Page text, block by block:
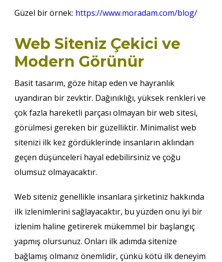
Güzel bir örnek: https://www.moradam.com/blog/
Web Siteniz Çekici ve
Modern Görünür
Basit tasarım, göze hitap eden ve hayranlık
uyandıran bir zevktir. Dağınıklığı, yüksek renkleri ve
çok fazla hareketli parçası olmayan bir web sitesi,
görülmesi gereken bir güzelliktir. Minimalist web
sitenizi ilk kez gördüklerinde insanların aklından
geçen düşünceleri hayal edebilirsiniz ve çoğu
olumsuz olmayacaktır.
Web siteniz genellikle insanlara şirketiniz hakkında
ilk izlenimlerini sağlayacaktır, bu yüzden onu iyi bir
izlenim haline getirerek mükemmel bir başlangıç ​​
yapmış olursunuz. Onları ilk adımda sitenize
bağlamış olmanız önemlidir, çünkü kötü ilk deneyim